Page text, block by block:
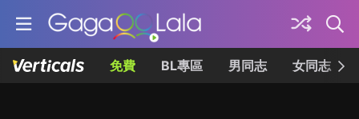
免費 BL專區 男同志 女同志